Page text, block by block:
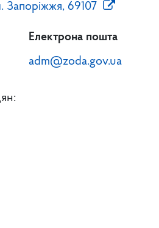
69107
Електрона пошта
adm@zoda.gov.ua